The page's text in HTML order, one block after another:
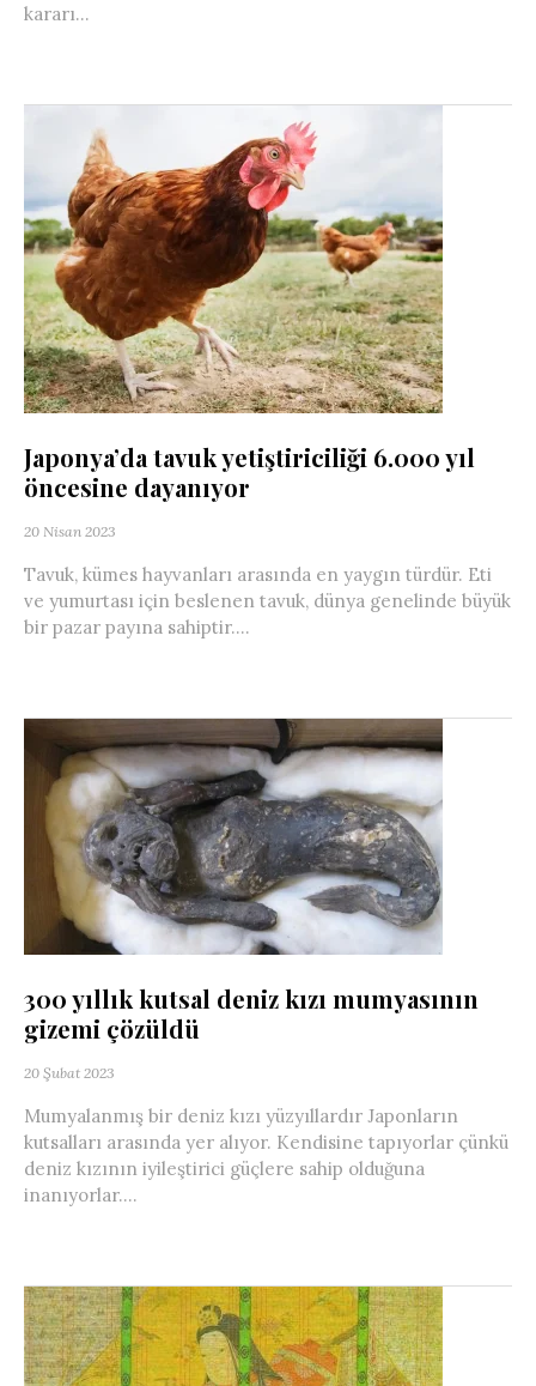
kararı...
Japonya’da tavuk yetiştiriciliği 6.000 yıl
öncesine dayanıyor
20 Nisan 2023
Tavuk, kümes hayvanları arasında en yaygın türdür. Eti
ve yumurtası için beslenen tavuk, dünya genelinde büyük
bir pazar payına sahiptir....
300 yıllık kutsal deniz kızı mumyasının
gizemi çözüldü
20 Şubat 2023
Mumyalanmış bir deniz kızı yüzyıllardır Japonların
kutsalları arasında yer alıyor. Kendisine tapıyorlar çünkü
deniz kızının iyileştirici güçlere sahip olduğuna
inanıyorlar....